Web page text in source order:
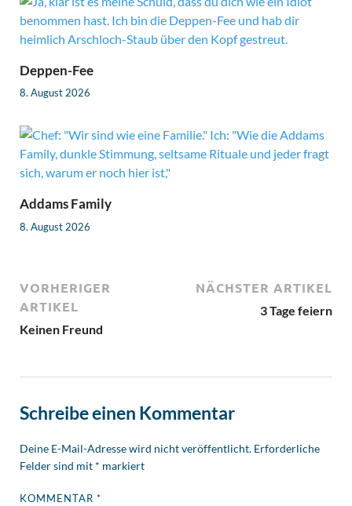
Deppen-Fee
8. August 2026
Addams Family
8. August 2026
VORHERIGER
ARTIKEL
Keinen Freund
NÄCHSTER ARTIKEL
3 Tage feiern
Schreibe einen Kommentar
Deine E-Mail-Adresse wird nicht veröffentlicht. Erforderliche
Felder sind mit * markiert
KOMMENTAR*